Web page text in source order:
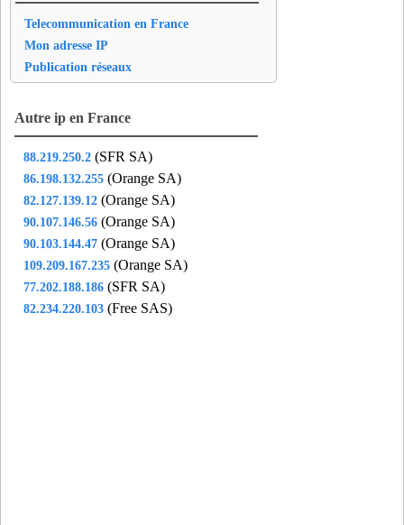
Telecommunication en France
Mon adresse IP
Publication réseaux
Autre ip en France
88.219.250.2 (SFR SA)
86.198.132.255 (Orange SA)
82.127.139.12 (Orange SA)
90.107.146.56 (Orange SA)
90.103.144.47 (Orange SA)
109.209.167.235 (Orange SA)
77.202.188.186 (SFR SA)
82.234.220.103 (Free SAS)